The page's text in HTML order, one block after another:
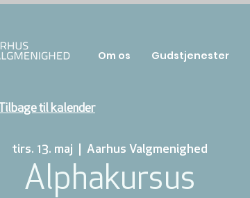
tirs. 13. maj
  |
Aarhus Valgmenighed
Alphakursus
Tilbage til kalender
Om os Gudstjenester